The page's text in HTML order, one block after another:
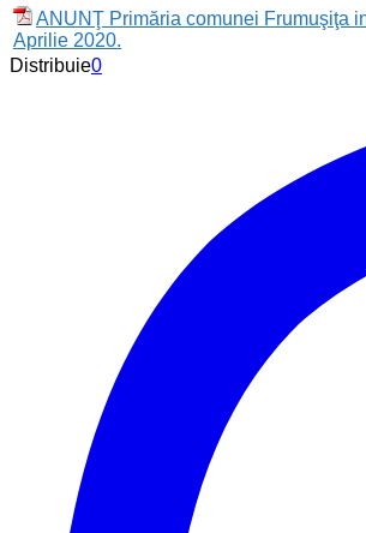
ANUNŢ Primăria comunei Frumuşiţa
Aprilie 2020.
Distribuie0